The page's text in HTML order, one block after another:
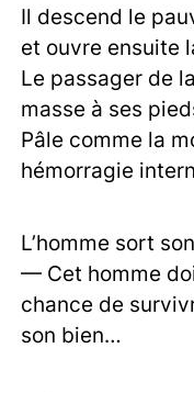
Il descend le
et ouvre ensuite
Le passager de
masse à ses
Pâle comme la
hémorragie
L’homme sort
— Cet homme
chance de
son bien…